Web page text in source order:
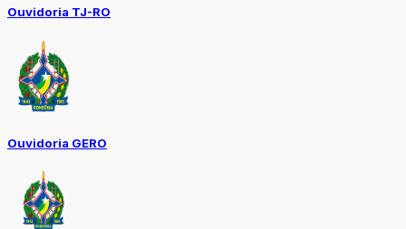
Ouvidoria TJ-RO
Ouvidoria GERO